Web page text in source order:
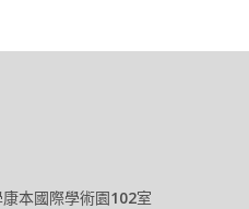
本國際學術園102室